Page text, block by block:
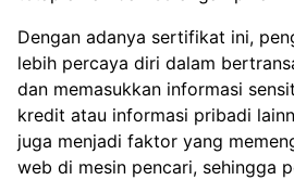
Dengan adanya sertifikat ini,
lebih percaya diri dalam
dan memasukkan informasi
kredit atau informasi pribadi
juga menjadi faktor yang
web di mesin pencari, sehingga